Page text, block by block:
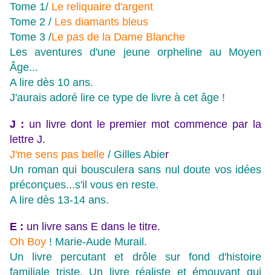
Tome 1/ Le reliquaire d'argent
Tome 2 / Les diamants bleus
Tome 3 /Le pas de la Dame Blanche
Les aventures d'une jeune orpheline au Moyen
Âge...
A lire dès 10 ans.
J'aurais adoré lire ce type de livre à cet âge !
J : un livre dont le premier mot commence par la
lettre J.
J'me sens pas belle / Gilles Abier
Un roman qui bousculera sans nul doute vos idées
préconçues...s'il vous en reste.
A lire dès 13-14 ans.
E : un livre sans E dans le titre.
Oh Boy ! Marie-Aude Murail.
Un livre percutant et drôle sur fond d'histoire
familiale triste. Un livre réaliste et émouvant qui